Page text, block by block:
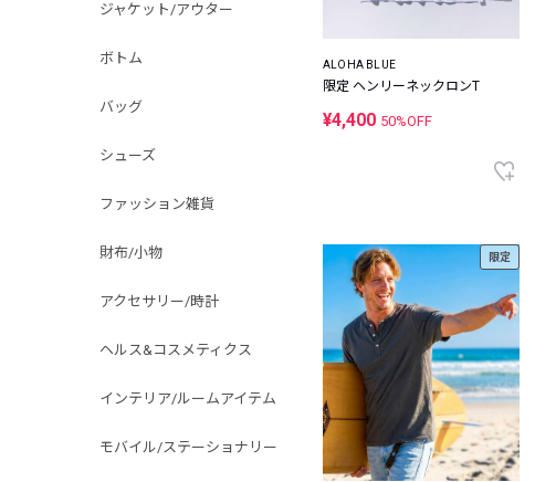
ジャケット/アウター
ボトム
バッグ
シューズ
ファッション雑貨
財布/小物
アクセサリー/時計
ヘルス&コスメティクス
インテリア/ルームアイテム
モバイル/ステーショナリー
ALOHA BLUE
限定 ヘンリーネックロンT
¥4,400 50%OFF
限定